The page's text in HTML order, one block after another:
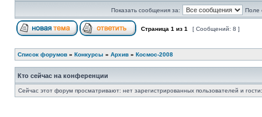
Показать сообщения за: Поле
Страница 1 из 1 [ Сообщений: 8 ]
Список форумов » Конкурсы » Архив » Космос-2008
Кто сейчас на конференции
Сейчас этот форум просматривают: нет зарегистрированных пользователей и